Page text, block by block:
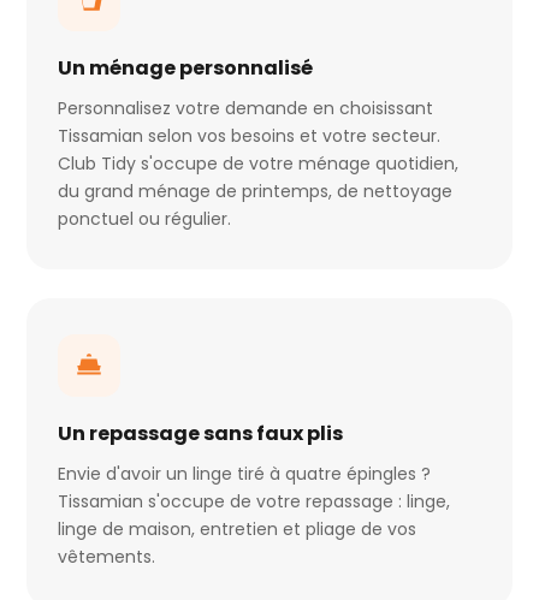
Un ménage personnalisé
Personnalisez votre demande en choisissant
Tissamian selon vos besoins et votre secteur.
Club Tidy s'occupe de votre ménage quotidien,
du grand ménage de printemps, de nettoyage
ponctuel ou régulier.
Un repassage sans faux plis
Envie d'avoir un linge tiré à quatre épingles ?
Tissamian s'occupe de votre repassage : linge,
linge de maison, entretien et pliage de vos
vêtements.